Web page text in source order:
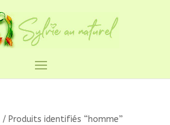
/ Produits identifiés “homme”